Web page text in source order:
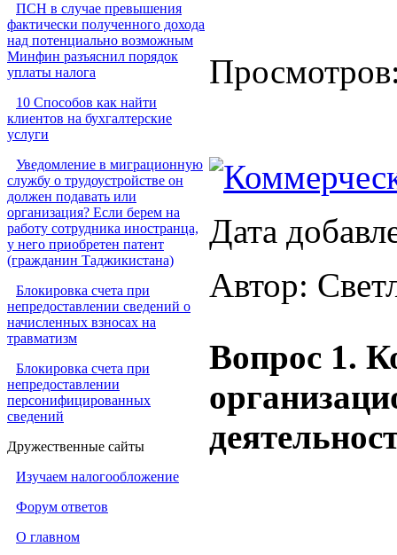
ПСН в случае превышения
фактически полученного дохода
над потенциально возможным
Минфин разъяснил порядок
уплаты налога
10 Способов как найти
клиентов на бухгалтерские
услуги
Уведомление в миграционную
службу о трудоустройстве он
должен подавать или
организация? Если берем на
работу сотрудника иностранца,
у него приобретен патент
(гражданин Таджикистана)
Блокировка счета при
непредоставлении сведений о
начисленных взносах на
травматизм
Блокировка счета при
непредоставлении
персонифицированных
сведений
Дружественные сайты
Изучаем налогообложение
Форум ответов
О главном
Дата
Автор:
Вопрос 1.